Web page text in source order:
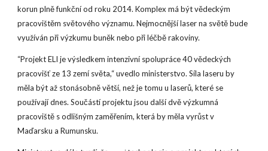
korun plně funkční od roku 2014. Komplex má být vědeckým
pracovištěm světového významu. Nejmocnější laser na světě bude
využíván při výzkumu buněk nebo při léčbě rakoviny.
“Projekt ELI je výsledkem intenzivní spolupráce 40 vědeckých
pracovišť ze 13 zemí světa,“ uvedlo ministerstvo. Síla laseru by
měla být až stonásobně větší, než je tomu u laserů, které se
používají dnes. Součástí projektu jsou další dvě výzkumná
pracoviště s odlišným zaměřením, která by měla vyrůst v
Maďarsku a Rumunsku.